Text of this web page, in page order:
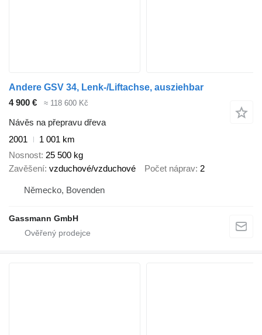
Andere GSV 34, Lenk-/Liftachse, ausziehbar
4 900 €
≈ 118 600 Kč
Návěs na přepravu dřeva
2001
1 001 km
Nosnost 25 500 kg
Zavěšení vzduchové/vzduchové Počet náprav 2
Německo, Bovenden
Gassmann GmbH